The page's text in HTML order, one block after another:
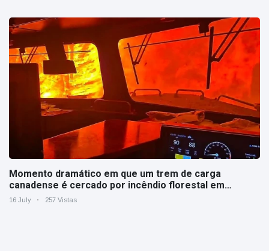
Momento dramático em que um trem de carga
canadense é cercado por incêndio florestal em
Ontário
16 July 257 Vistas